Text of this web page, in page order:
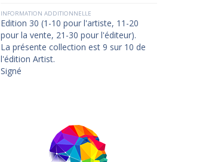
INFORMATION ADDITIONNELLE
Edition 30 (1-10 pour l'artiste, 11-20
pour la vente, 21-30 pour l'éditeur).
La présente collection est 9 sur 10 de
l'édition Artist.
Signé